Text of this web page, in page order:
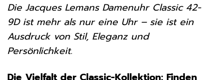
Die Jacques Lemans Damenuhr Classic 42-
9D ist mehr als nur eine Uhr – sie ist ein
Ausdruck von Stil, Eleganz und
Persönlichkeit.